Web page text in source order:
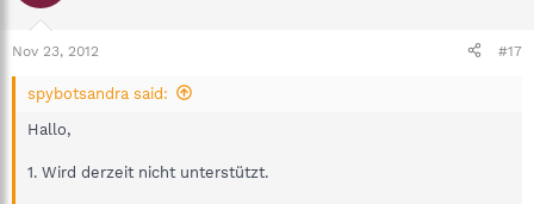
Nov 23, 2012 #17
spybotsandra said:
Hallo,
1. Wird derzeit nicht unterstützt.